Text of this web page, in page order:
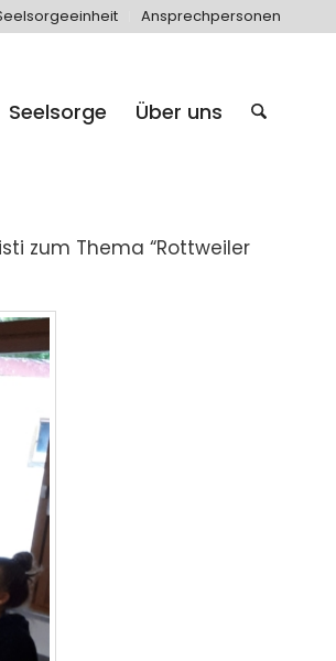
Ansprechpersonen
Seelsorge Über uns
zum Thema “Rottweiler